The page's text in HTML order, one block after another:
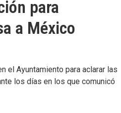
para
a México
el Ayuntamiento para aclarar las
los días en los que comunicó